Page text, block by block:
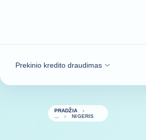
Prekinio kredito draudimas
PRADŽIA
NIGERIS